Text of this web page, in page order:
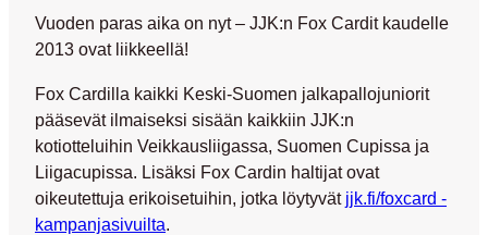
Vuoden paras aika on nyt – JJK:n Fox Cardit kaudelle
2013 ovat liikkeellä!
Fox Cardilla kaikki Keski-Suomen jalkapallojuniorit
pääsevät ilmaiseksi sisään kaikkiin JJK:n
kotiotteluihin Veikkausliigassa, Suomen Cupissa ja
Liigacupissa. Lisäksi Fox Cardin haltijat ovat
oikeutettuja erikoisetuihin, jotka löytyvät jjk.fi/foxcard -
kampanjasivuilta.